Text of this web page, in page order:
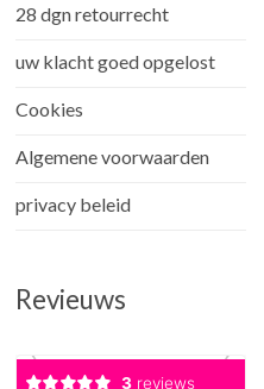
28 dgn retourrecht
uw klacht goed opgelost
Cookies
Algemene voorwaarden
privacy beleid
Revieuws